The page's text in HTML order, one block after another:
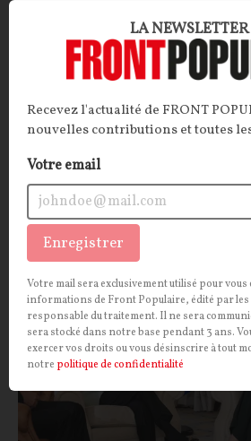
ARTICLE. D’après un rapport
distribution empocherait 40 %
Une marge faite sur le dos des
risquerait, à terme, de menacer la
alimentaire française.
La Rédaction
INTERNATIONAL
LA
Recevez l'actualité de FRONT
nouvelles contributions et toutes
Votre email
Enregistrer
Votre mail sera exclusivement utilisé pour vous
informations de Front Populaire, édité par
responsable du traitement. Il ne sera
sera stocké dans notre base pendant 3 ans.
exercer vos droits ou vous désinscrire à tout
notre politique de confidentialité